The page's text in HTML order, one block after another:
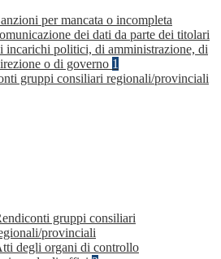
per mancata o incompleta
dei dati da parte dei titolari
incarichi politici, di amministrazione, di
o di governo 1
gruppi consiliari regionali/provinciali
gruppi consiliari
provinciali
degli organi di controllo